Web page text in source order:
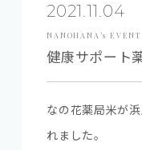
2021.11.04
NANOHANA’s EVENT
健康サポート
なの花薬局米が
れました。